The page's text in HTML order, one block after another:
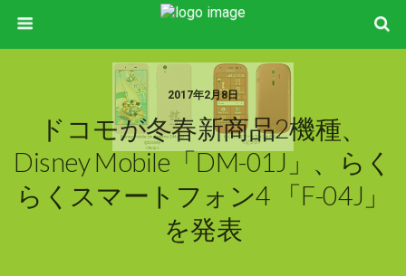
2017年2月8日
ドコモが冬春新商品2機種、
Disney Mobile「DM-01J」、らく
らくスマートフォン4 「F-04J」
を発表